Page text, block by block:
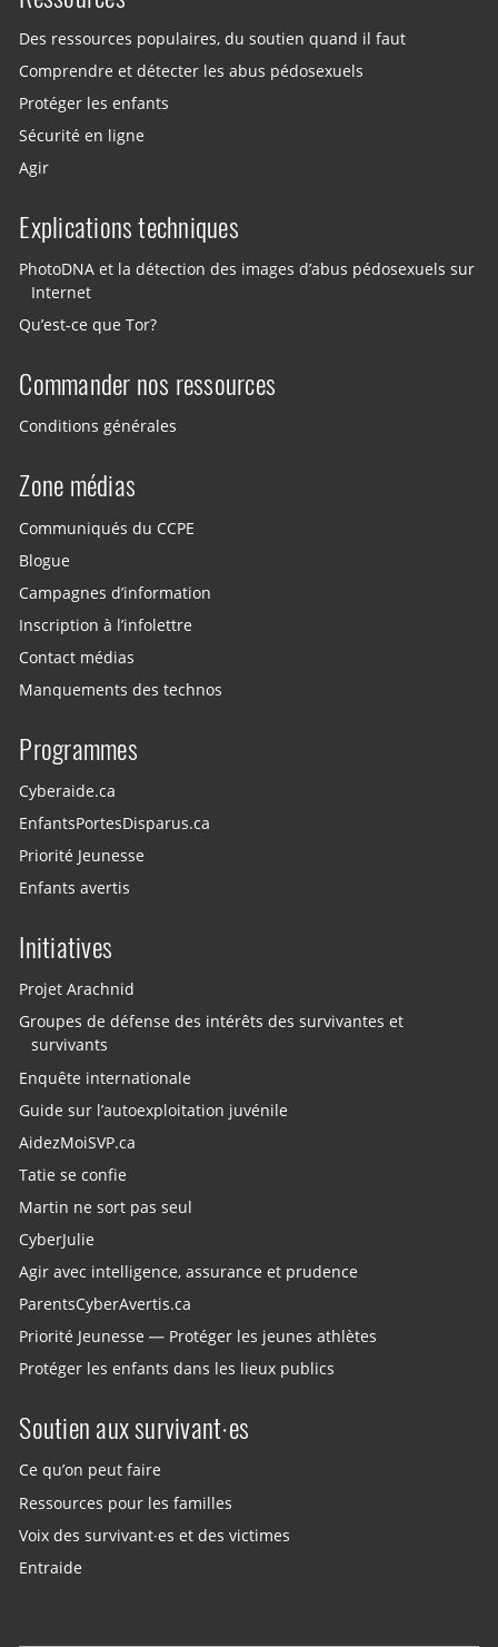
Des ressources populaires, du soutien quand il faut
Comprendre et détecter les abus pédosexuels
Protéger les enfants
Sécurité en ligne
Agir
Explications techniques
PhotoDNA et la détection des images d’abus pédosexuels sur
Internet
Qu’est-ce que Tor?
Commander nos ressources
Conditions générales
Zone médias
Communiqués du CCPE
Blogue
Campagnes d’information
Inscription à l’infolettre
Contact médias
Manquements des technos
Programmes
Cyberaide.ca
EnfantsPortesDisparus.ca
Priorité Jeunesse
Enfants avertis
Initiatives
Projet Arachnid
Groupes de défense des intérêts des survivantes et
survivants
Enquête internationale
Guide sur l’autoexploitation juvénile
AidezMoiSVP.ca
Tatie se confie
Martin ne sort pas seul
CyberJulie
Agir avec intelligence, assurance et prudence
ParentsCyberAvertis.ca
Priorité Jeunesse — Protéger les jeunes athlètes
Protéger les enfants dans les lieux publics
Soutien aux survivant·es
Ce qu’on peut faire
Ressources pour les familles
Voix des survivant·es et des victimes
Entraide